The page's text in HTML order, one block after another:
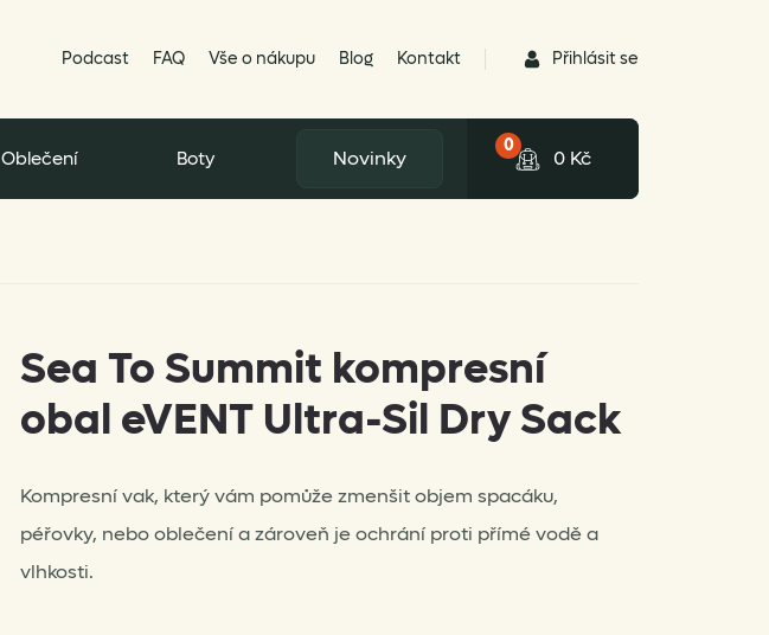
Podcast FAQ Vše o nákupu Blog Kontakt Přihlásit se
Oblečení Boty Novinky
0
0 Kč
Sea To Summit kompresní
obal eVENT Ultra-Sil Dry Sack
Kompresní vak, který vám pomůže zmenšit objem spacáku,
péřovky, nebo oblečení a zároveň je ochrání proti přímé vodě a
vlhkosti.